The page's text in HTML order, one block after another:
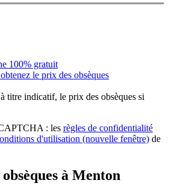
100% gratuit
le prix des obsèques
titre indicatif, le prix des obsèques si
: les règles de confidentialité
d'utilisation (nouvelle fenêtre) de
à Menton